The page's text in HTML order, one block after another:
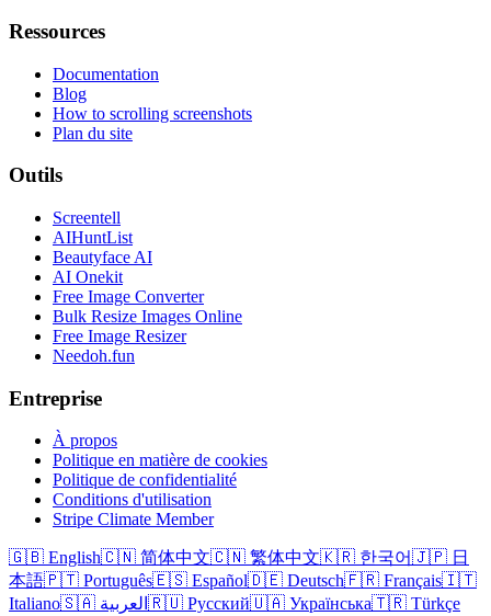
Ressources
Documentation
Blog
How to scrolling screenshots
Plan du site
Outils
Screentell
AIHuntList
Beautyface AI
AI Onekit
Free Image Converter
Bulk Resize Images Online
Free Image Resizer
Needoh.fun
Entreprise
À propos
Politique en matière de cookies
Politique de confidentialité
Conditions d'utilisation
Stripe Climate Member
🇬🇧 English🇨🇳 简体中文🇨🇳 繁体中文🇰🇷 한국어🇯🇵 日
本語🇵🇹 Português🇪🇸 Español🇩🇪 Deutsch🇫🇷 Français🇮🇹
Italiano
🇸🇦 العربية 🇷🇺 Русский🇺🇦 Українська🇹🇷 Türkçe